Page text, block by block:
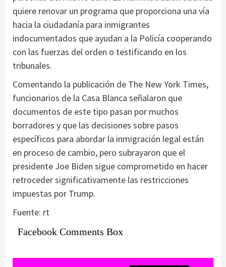
quiere renovar un programa que proporciona una vía
hacia la ciudadanía para inmigrantes
indocumentados que ayudan a la Policía cooperando
con las fuerzas del orden o testificando en los
tribunales.
Comentando la publicación de The New York Times,
funcionarios de la Casa Blanca señalaron que
documentos de este tipo pasan por muchos
borradores y que las decisiones sobre pasos
específicos para abordar la inmigración legal están
en proceso de cambio, pero subrayaron que el
presidente Joe Biden sigue comprometido en hacer
retroceder significativamente las restricciones
impuestas por Trump.
Fuente: rt
Facebook Comments Box